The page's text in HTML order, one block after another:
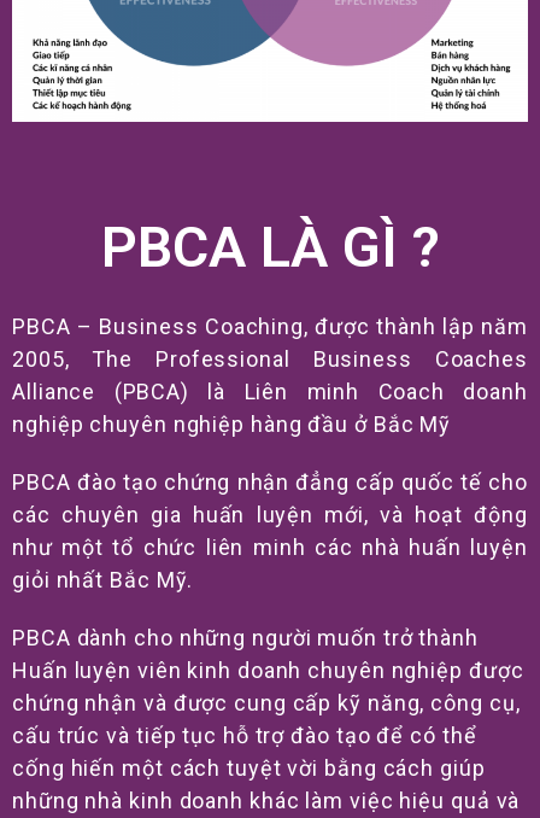
PBCA LÀ GÌ ?
PBCA – Business Coaching, được thành lập năm
2005, The Professional Business Coaches
Alliance (PBCA) là Liên minh Coach doanh
nghiệp chuyên nghiệp hàng đầu ở Bắc Mỹ
PBCA đào tạo chứng nhận đẳng cấp quốc tế cho
các chuyên gia huấn luyện mới, và hoạt động
như một tổ chức liên minh các nhà huấn luyện
giỏi nhất Bắc Mỹ.
PBCA dành cho những người muốn trở thành
Huấn luyện viên kinh doanh chuyên nghiệp được
chứng nhận và được cung cấp kỹ năng, công cụ,
cấu trúc và tiếp tục hỗ trợ đào tạo để có thể
cống hiến một cách tuyệt vời bằng cách giúp
những nhà kinh doanh khác làm việc hiệu quả và